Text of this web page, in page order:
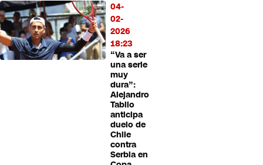
04-
02-
2026
18:23
“Va a ser
una serie
muy
dura”:
Alejandro
Tabilo
anticipa
duelo de
Chile
contra
Serbia en